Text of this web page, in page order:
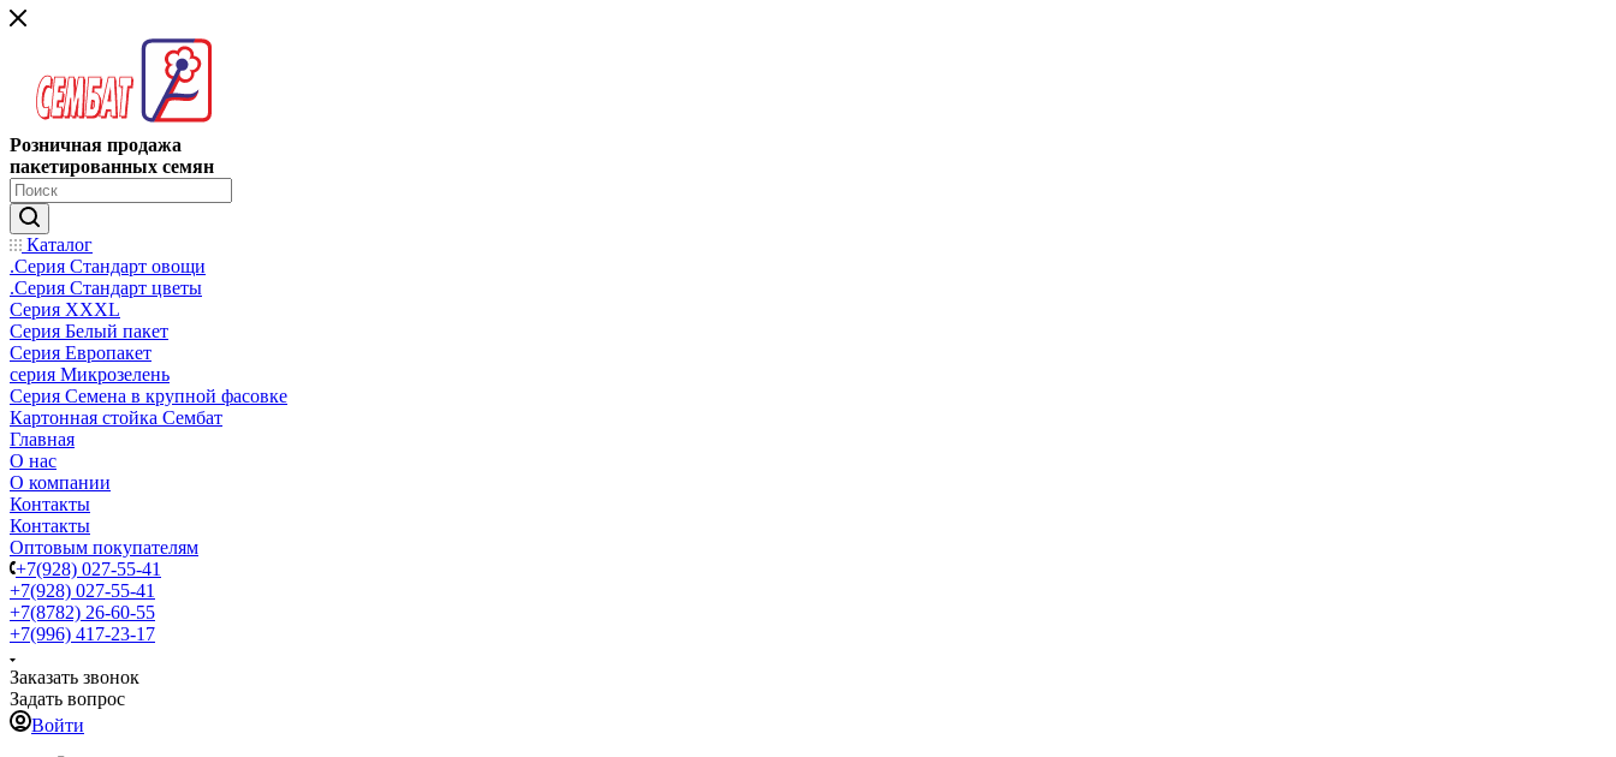
Розничная продажа
пакетированных семян
Каталог
.Серия Стандарт овощи
.Серия Стандарт цветы
Серия XXXL
Серия Белый пакет
Серия Европакет
серия Микрозелень
Серия Семена в крупной фасовке
Картонная стойка Сембат
Главная
О нас
О компании
Контакты
Контакты
Оптовым покупателям
+7(928) 027-55-41
+7(928) 027-55-41
+7(8782) 26-60-55
+7(996) 417-23-17
Заказать звонок
Задать вопрос
Войти